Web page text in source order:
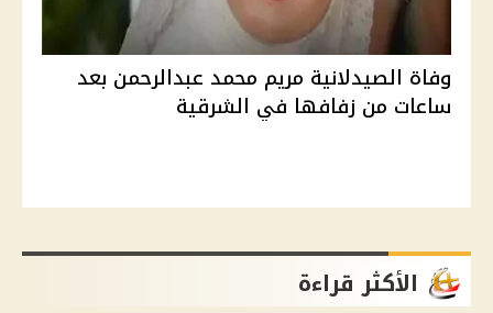
وفاة الصيدلانية مريم محمد عبدالرحمن بعد
ساعات من زفافها في الشرقية
الأكثر قراءة